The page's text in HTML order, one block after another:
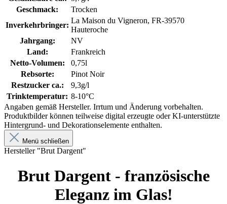
Geschmack:
Trocken
Inverkehrbringer:
La Maison du Vigneron, FR-39570
Hauteroche
Jahrgang:
NV
Land:
Frankreich
Netto-Volumen:
0,75l
Rebsorte:
Pinot Noir
Restzucker ca.:
9,3g/l
Trinktemperatur: 8-10°C
Angaben gemäß Hersteller. Irrtum und Änderung vorbehalten.
Produktbilder können teilweise digital erzeugte oder KI-unterstützte
Hintergrund- und Dekorationselemente enthalten.
Menü schließen
Hersteller "Brut Dargent"
Brut Dargent - französische
Eleganz im Glas!